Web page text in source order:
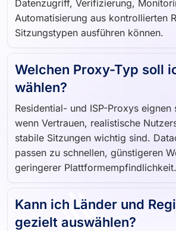
oder Datacenter-IPs von
Datenzugriff, Verifizierung,
Automatisierung aus kontrollierten
Welchen Proxy-Typ soll
wählen?
Residential- und ISP-Proxys eignen
wenn Vertrauen, realistische
stabile Sitzungen wichtig sind.
passen zu schnellen, günstigeren
Kann ich Länder und